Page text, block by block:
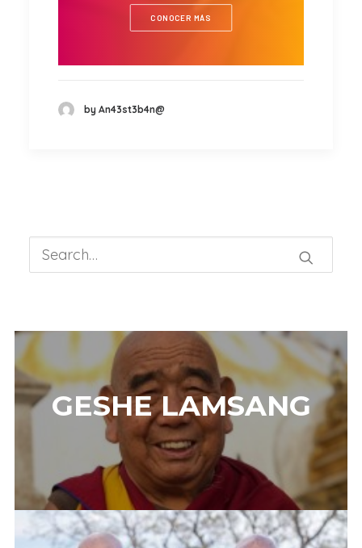
CONOCER MÁS
by An43st3b4n@
GESHE LAMSANG